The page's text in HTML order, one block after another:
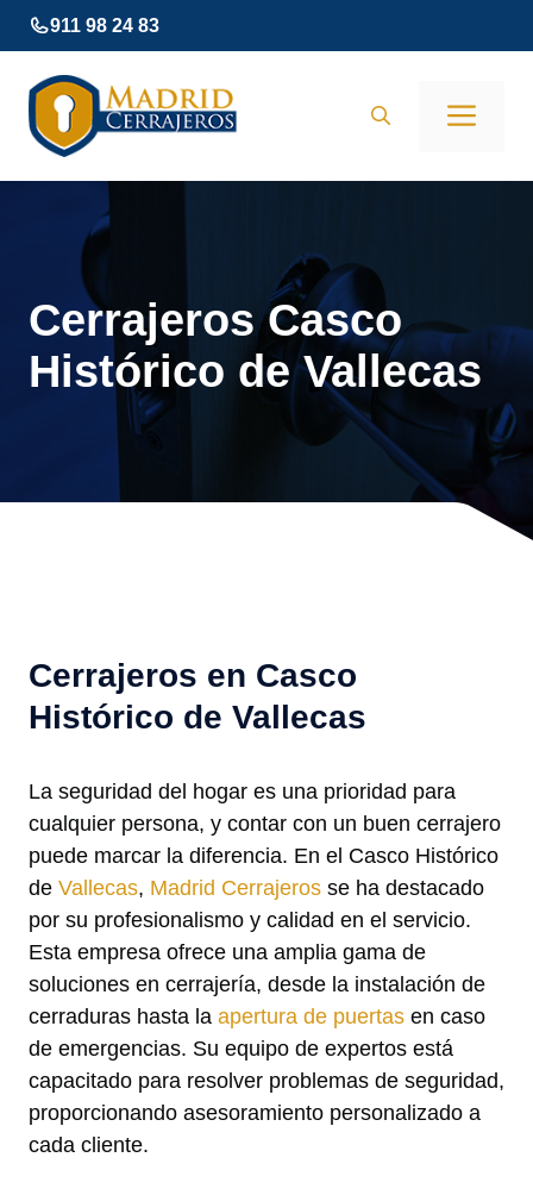
Saltar
al
contenido
911 98 24 83
Cerrajeros Casco
Histórico de Vallecas
Cerrajeros en Casco
Histórico de Vallecas
La seguridad del hogar es una prioridad para
cualquier persona, y contar con un buen cerrajero
puede marcar la diferencia. En el Casco Histórico
de Vallecas, Madrid Cerrajeros se ha destacado
por su profesionalismo y calidad en el servicio.
Esta empresa ofrece una amplia gama de
soluciones en cerrajería, desde la instalación de
cerraduras hasta la apertura de puertas en caso
de emergencias. Su equipo de expertos está
capacitado para resolver problemas de seguridad,
proporcionando asesoramiento personalizado a
cada cliente.